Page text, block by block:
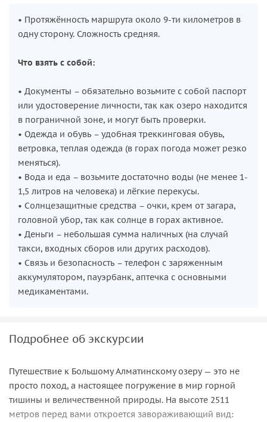
• Протяжённость маршрута около 9-ти километров в
одну сторону. Сложность средняя.
Что взять с собой:
• Документы – обязательно возьмите с собой паспорт
или удостоверение личности, так как озеро находится
в пограничной зоне, и могут быть проверки.
• Одежда и обувь – удобная треккинговая обувь,
ветровка, теплая одежда (в горах погода может резко
меняться).
• Вода и еда – возьмите достаточно воды (не менее 1-
1,5 литров на человека) и лёгкие перекусы.
• Солнцезащитные средства – очки, крем от загара,
головной убор, так как солнце в горах активное.
• Деньги – небольшая сумма наличных (на случай
такси, входных сборов или других расходов).
• Связь и безопасность – телефон с заряженным
аккумулятором, пауэрбанк, аптечка с основными
медикаментами.
Подробнее об экскурсии
Путешествие к Большому Алматинскому озеру — это не
просто поход, а настоящее погружение в мир горной
тишины и величественной природы. На высоте 2511
метров перед вами откроется завораживающий вид: